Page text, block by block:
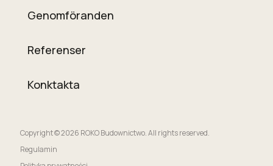
Genomföranden
Referenser
Konktakta
Copyright © 2026 ROKO Budownictwo. All rights reserved.
Regulamin